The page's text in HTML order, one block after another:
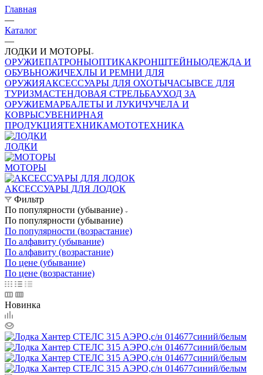
Главная
—
Каталог
—
ЛОДКИ И МОТОРЫ
ОРУЖИЕПАТРОНЫОПТИКАКРОНШТЕЙНЫОДЕЖДА И
ОБУВЬНОЖИЧЕХЛЫ И РЕМНИ ДЛЯ
ОРУЖИЯАКСЕССУАРЫ ДЛЯ ОХОТЫЧАСЫВСЕ ДЛЯ
ТУРИЗМАСТЕНДОВАЯ СТРЕЛЬБАУХОД ЗА
ОРУЖИЕМАРБАЛЕТЫ И ЛУКИЧУЧЕЛА И
КОВРЫСУВЕНИРНАЯ
ПРОДУКЦИЯТЕХНИКАМОТОТЕХНИКА
ЛОДКИ
МОТОРЫ
АКСЕССУАРЫ ДЛЯ ЛОДОК
Фильтр
По популярности (убывание)
По популярности (убывание)
По популярности (возрастание)
По алфавиту (убывание)
По алфавиту (возрастание)
По цене (убывание)
По цене (возрастание)
Новинка